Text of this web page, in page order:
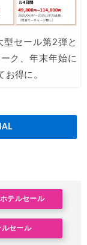
TRIP2
クーポン
円OFFクーポン
OFFクーポン
6,900円~
クーポン
OFFクーポン
セール第2弾と
ク、年末年始に
得に。
テルセール
ルセール